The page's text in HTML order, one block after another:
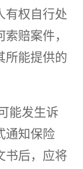
有权自行处
赔案件，
所能提供的
能发生诉
通知保险
书后，应将